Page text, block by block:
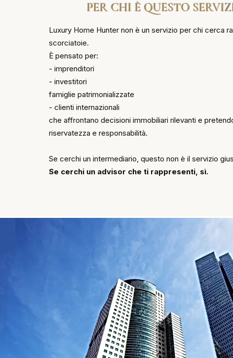
PER CHI È QUESTO
Luxury Home Hunter non è un servizio per chi cerca
scorciatoie.
È pensato per:
- imprenditori
- investitori
famiglie patrimonializzate
- clienti internazionali
che affrontano decisioni immobiliari rilevanti e
riservatezza e responsabilità.
Se cerchi un intermediario, questo non è il servizio
Se cerchi un advisor che ti rappresenti, sì.